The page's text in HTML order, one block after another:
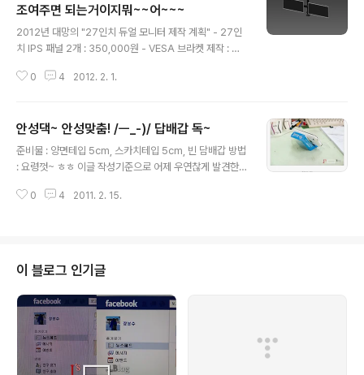
조여주면 되는거이지뭐~~어~~~
2012년 대망의 "27인치 듀얼 모니터 제작 계획" - 27인
치 IPS 패널 2개 : 350,000원 - VESA 브라켓 제작 : 약
2개 : 60,000원 - Dual-link DVI(필터) 2개 : 25,000원
품 구입만 하는 단계...한달이면 될려나... # 추가 이거 완전
멋지다. 이것도 감안해서 브라켓 제작해야겠다. 참고 htt
p://www.parkoz.com/zboard/view.php?id=my_p
0 4 2012. 2. 1.
안성댁~ 안성맞춤! /ㅡ_-)/ 답배갑 독~
준비물 : 양면테입 5cm, 스카치테입 5cm, 빈 담배갑 방법
: 요령껏~ ㅎㅎ 이글 작성기준으로 어제 우연찮게 발견한
세로는 불가! 세우면 뒤로 넘어간다.ㅋ 가로로 평소엔 시계!
0 4 2011. 2. 15.
이 블로그 인기글